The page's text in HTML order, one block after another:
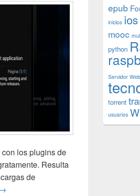
los plugins de
Resulta
de
Transmission desde XBMC??? Pues
→
epub
inicios ios
mooc
python
Servidor Web
torrent
usuarios